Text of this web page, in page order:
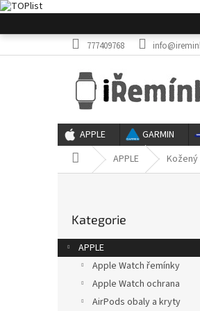
na
777409768
APPLE GARMIN
Domů APPLE Kožený
r
a
kategorie
Kategorie
APPLE
Apple Watch řemínky
Apple Watch ochrana
AirPods obaly a kryty